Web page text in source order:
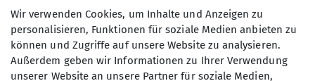
Maximale Teilnehmeranzahl
7
Wir verwenden Cookies, um Inhalte und Anzeigen zu
personalisieren, Funktionen für soziale Medien anbieten zu
können und Zugriffe auf unsere Website zu analysieren.
Außerdem geben wir Informationen zu Ihrer Verwendung
unserer Website an unsere Partner für soziale Medien,